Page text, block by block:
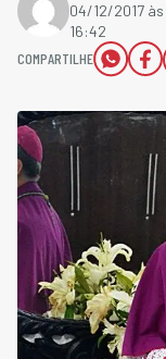
04/12/2017
16:42
COMPARTILHE